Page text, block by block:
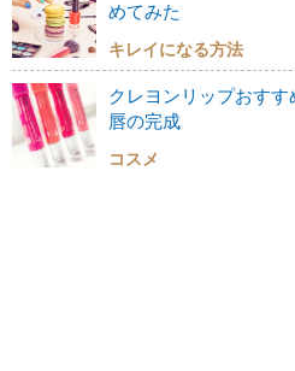
めてみた
キレイになる方法
クレヨンリップおす
唇の完成
コスメ